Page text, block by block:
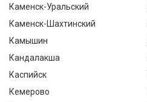
Каменск-Уральский
Каменск-Шахтинский
Камышин
Кандалакша
Каспийск
Кемерово